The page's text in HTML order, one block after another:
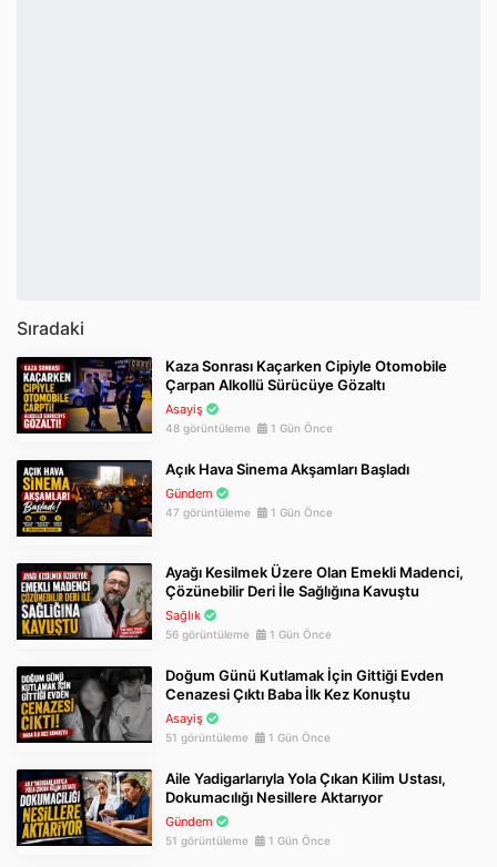
Sıradaki
Kaza Sonrası Kaçarken Cipiyle Otomobile
Çarpan Alkollü Sürücüye Gözaltı
Asayiş
48 görüntüleme 1 Gün Önce
Açık Hava Sinema Akşamları Başladı
Gündem
47 görüntüleme 1 Gün Önce
Ayağı Kesilmek Üzere Olan Emekli Madenci,
Çözünebilir Deri İle Sağlığına Kavuştu
Sağlık
56 görüntüleme 1 Gün Önce
Doğum Günü Kutlamak İçin Gittiği Evden
Cenazesi Çıktı Baba İlk Kez Konuştu
Asayiş
51 görüntüleme 1 Gün Önce
Aile Yadigarlarıyla Yola Çıkan Kilim Ustası,
Dokumacılığı Nesillere Aktarıyor
Gündem
51 görüntüleme 1 Gün Önce